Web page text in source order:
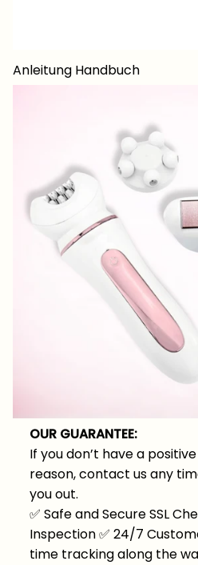
Anleitung Handbuch
OUR GUARANTEE:
If you don’t have a
reason, contact us any
you out.
✅ Safe and Secure SSL
Inspection✅ 24/7
time tracking along the